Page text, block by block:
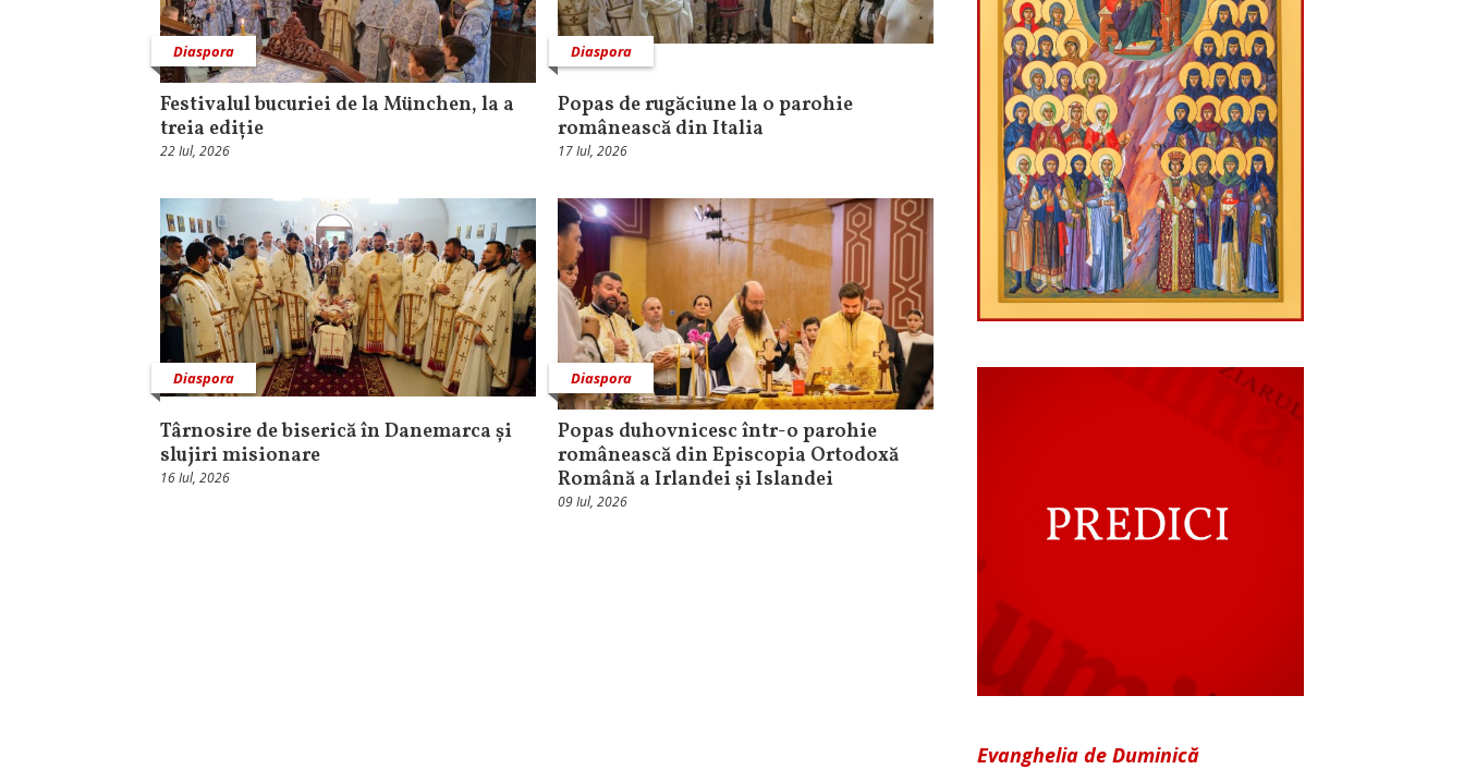
Diaspora
Festivalul bucuriei de la München, la a
treia ediție
22 Iul, 2026
Diaspora
Popas de rugăciune la o parohie
românească din Italia
17 Iul, 2026
Diaspora
Târnosire de biserică în Danemarca și
slujiri misionare
16 Iul, 2026
Diaspora
Popas duhovnicesc într-o parohie
românească din Episcopia Ortodoxă
Română a Irlandei și Islandei
09 Iul, 2026
Evanghelia de Duminică